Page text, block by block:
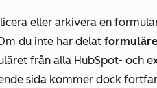
eller arkivera en
du inte har delat
från alla HubSpot- och
sida kommer dock